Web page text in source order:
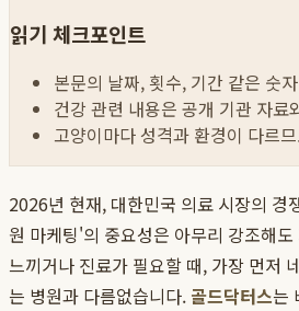
읽기 체크포인트
본문의 날짜, 횟수, 기간 같은 숫
건강 관련 내용은 공개 기관 자
고양이마다 성격과 환경이 다르
2026년 현재, 대한민국 의료 시장의 경
원 마케팅'의 중요성은 아무리 강조해
느끼거나 진료가 필요할 때, 가장 먼저
는 병원과 다름없습니다. 골드닥터스는